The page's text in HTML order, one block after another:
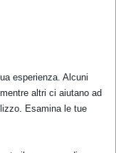
esperienza. Alcuni
altri ci aiutano ad
Esamina le tue